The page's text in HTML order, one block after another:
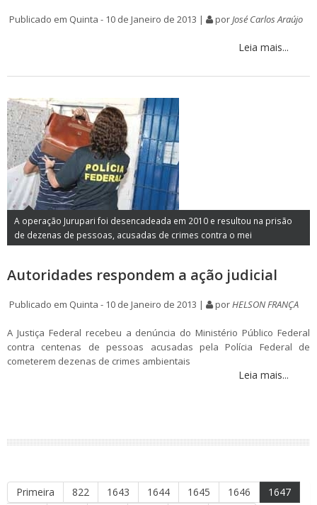
Publicado em Quinta - 10 de Janeiro de 2013 | porJosé Carlos Araújo
Leia mais...
A operação Jurupari foi desencadeada em 2010 e resultou na prisão
de dezenas de pessoas, acusadas de crimes contra o mei
Autoridades respondem a ação judicial
Publicado em Quinta - 10 de Janeiro de 2013 | porHELSON FRANÇA
A Justiça Federal recebeu a denúncia do Ministério Público Federal
contra centenas de pessoas acusadas pela Polícia Federal de
cometerem dezenas de crimes ambientais
Leia mais...
Primeira 822 1643 1644 1645 1646
1647